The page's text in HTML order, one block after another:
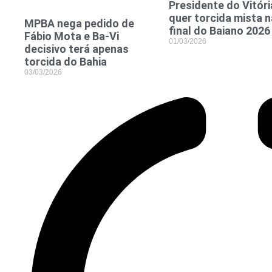
MPBA nega pedido de
Fábio Mota e Ba-Vi
decisivo terá apenas
torcida do Bahia
03/03/2026
Presidente do
quer torcida mista
final do Baiano 2026
01/03/2026